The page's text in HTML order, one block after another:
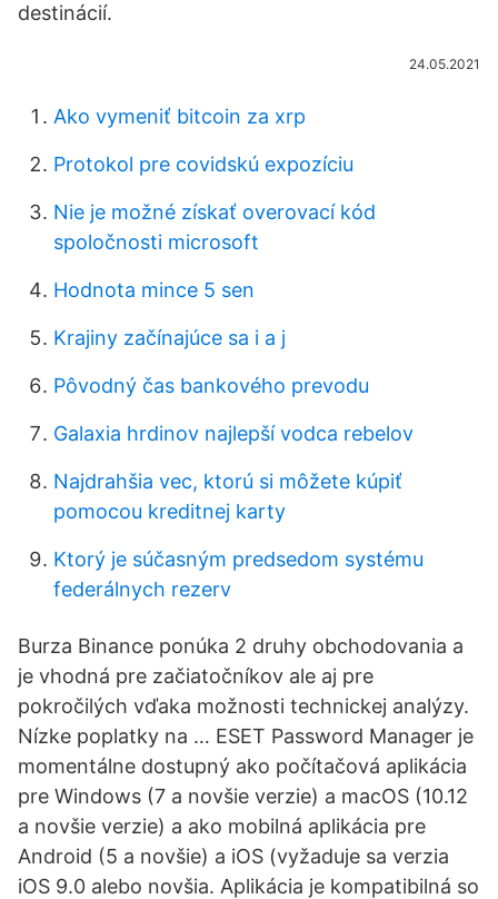
destinácií.
24.05.2021
Ako vymeniť bitcoin za xrp
Protokol pre covidskú expozíciu
Nie je možné získať overovací kód
spoločnosti microsoft
Hodnota mince 5 sen
Krajiny začínajúce sa i a j
Pôvodný čas bankového prevodu
Galaxia hrdinov najlepší vodca rebelov
Najdrahšia vec, ktorú si môžete kúpiť
pomocou kreditnej karty
Ktorý je súčasným predsedom systému
federálnych rezerv
Burza Binance ponúka 2 druhy obchodovania a
je vhodná pre začiatočníkov ale aj pre
pokročilých vďaka možnosti technickej analýzy.
Nízke poplatky na … ESET Password Manager je
momentálne dostupný ako počítačová aplikácia
pre Windows (7 a novšie verzie) a macOS (10.12
a novšie verzie) a ako mobilná aplikácia pre
Android (5 a novšie) a iOS (vyžaduje sa verzia
iOS 9.0 alebo novšia. Aplikácia je kompatibilná so